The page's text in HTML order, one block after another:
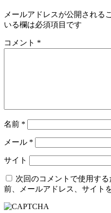
メールアドレスが公開される
いる欄は必須項目です
コメント *
名前 *
メール *
サイト
次回のコメントで使用す
前、メールアドレス、サイト